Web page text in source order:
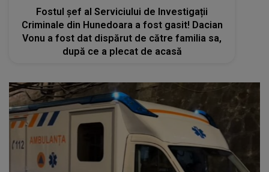
Fostul șef al Serviciului de Investigații
Criminale din Hunedoara a fost gasit! Dacian
Vonu a fost dat dispărut de către familia sa,
după ce a plecat de acasă